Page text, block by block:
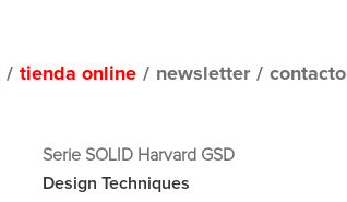
/ tienda online / newsletter / contacto
Serie SOLID Harvard GSD
Design Techniques